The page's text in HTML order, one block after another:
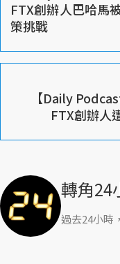
FTX創辦人巴哈馬
策挑戰
【Daily
FTX創辦人
轉角24
過去24小時